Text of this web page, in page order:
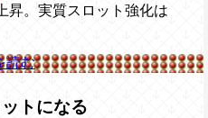
昇。実質スロット強化は
読む
トになる